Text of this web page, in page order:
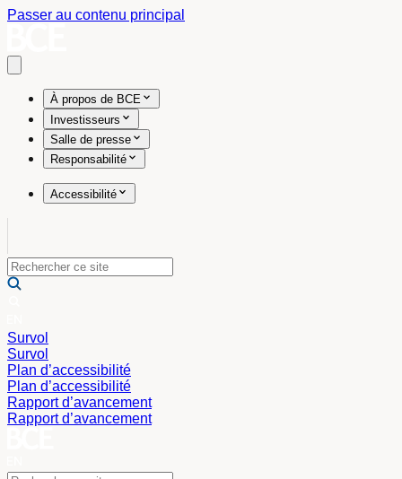
Passer au contenu principal
À propos de BCE
Investisseurs
Salle de presse
Responsabilité
Accessibilité
Survol
Survol
Plan d’accessibilité
Plan d’accessibilité
Rapport d’avancement
Rapport d’avancement